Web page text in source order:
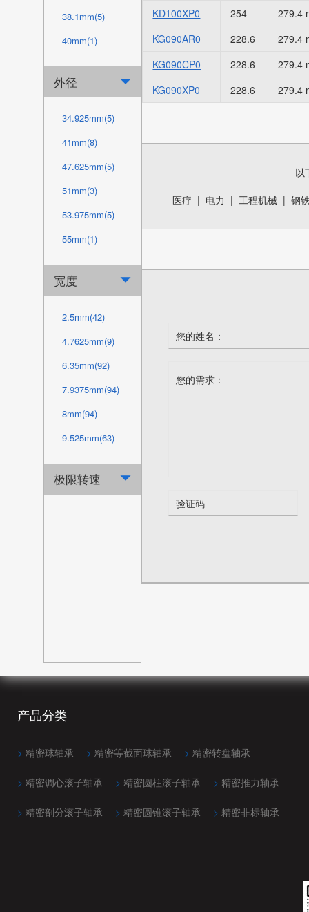
38.1mm(5)
40mm(1)
44.45mm(5)
45mm(1)
50mm(12)
50.8mm(10)
60mm(15)
63.5mm(10)
69.85mm(1)
70mm(15)
76.2mm(10)
114.3mm(24)
165.1mm(24)
180mm(9)
190mm(9)
外径 
34.925mm(5)
41mm(8)
47.625mm(5)
51mm(3)
53.975mm(5)
55mm(1)
60mm(1)
63.5mm(5)
65mm(4)
66mm(8)
66.675mm(5)
70mm(1)
76mm(11)
76.2mm(5)
80mm(4)
101.6mm(5)
106mm(11)
110mm(3)
117.475mm(5)
宽度 
2.5mm(42)
4.7625mm(9)
6.35mm(92)
7.9375mm(94)
8mm(94)
9.525mm(63)
10mm(4)
12.7mm(98)
30mm(3)
45mm(1)
50mm(1)
极限转速 
KD100XP0
254
279.4
KG090AR0
228.6
279.4
KG090CP0
228.6
279.4
KG090XP0
228.6 279.4
以
医疗 | 电力 |工程机械 |钢
产品分类
> 精密球轴承 > 精密等截面球轴承 > 精密转盘轴承
> 精密调心滚子轴承 > 精密圆柱滚子轴承 > 精密推力轴承
> 精密剖分滚子轴承 > 精密圆锥滚子轴承 > 精密非标轴承